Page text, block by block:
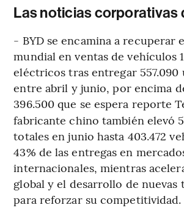
Las noticias corporativas
- BYD se encamina a recuperar
mundial en ventas de vehículos
eléctricos tras entregar 557.090
entre abril y junio, por encima
396.500 que se espera reporte
fabricante chino también elevó
totales en junio hasta 403.472
43% de las entregas en
internacionales, mientras
global y el desarrollo de nuevas
para reforzar su competitividad.